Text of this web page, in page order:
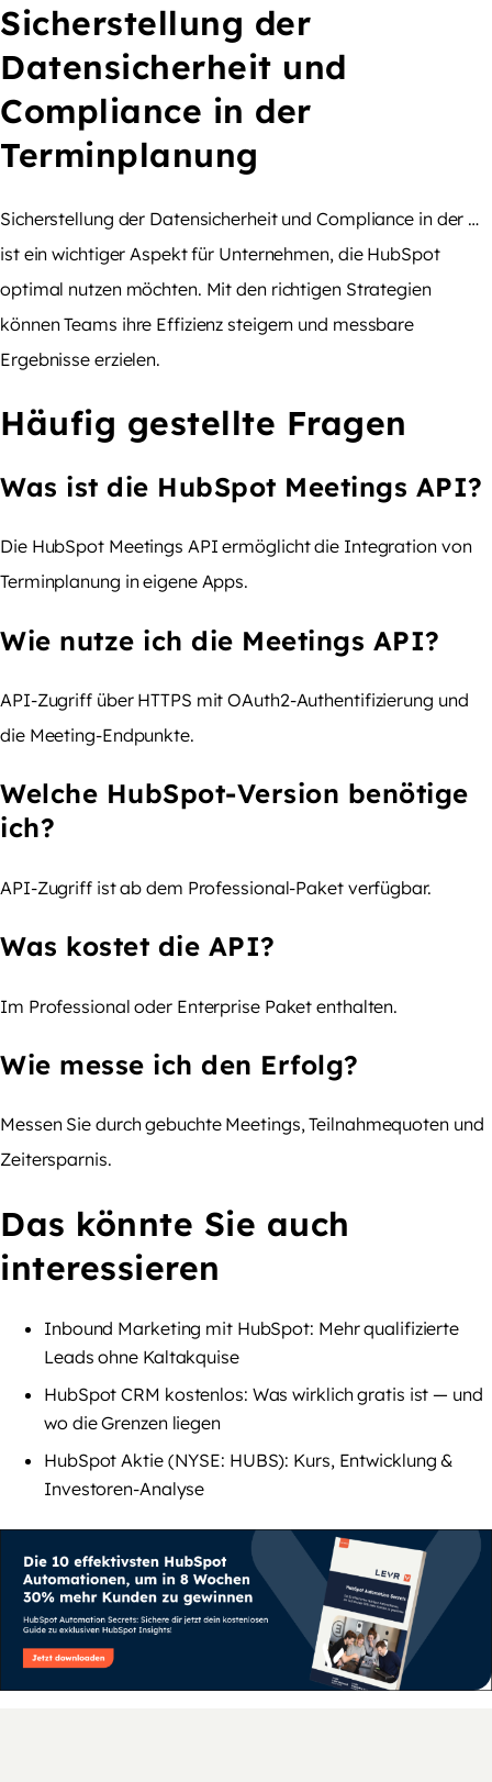
Sicherstellung der
Datensicherheit und
Compliance in der
Terminplanung
Sicherstellung der Datensicherheit und Compliance in der …
ist ein wichtiger Aspekt für Unternehmen, die HubSpot
optimal nutzen möchten. Mit den richtigen Strategien
können Teams ihre Effizienz steigern und messbare
Ergebnisse erzielen.
Häufig gestellte Fragen
Was ist die HubSpot Meetings API?
Die HubSpot Meetings API ermöglicht die Integration von
Terminplanung in eigene Apps.
Wie nutze ich die Meetings API?
API-Zugriff über HTTPS mit OAuth2-Authentifizierung und
die Meeting-Endpunkte.
Welche HubSpot-Version benötige
ich?
API-Zugriff ist ab dem Professional-Paket verfügbar.
Was kostet die API?
Im Professional oder Enterprise Paket enthalten.
Wie messe ich den Erfolg?
Messen Sie durch gebuchte Meetings, Teilnahmequoten und
Zeitersparnis.
Das könnte Sie auch
interessieren
Inbound Marketing mit HubSpot: Mehr qualifizierte
Leads ohne Kaltakquise
HubSpot CRM kostenlos: Was wirklich gratis ist — und
wo die Grenzen liegen
HubSpot Aktie (NYSE: HUBS): Kurs, Entwicklung &
Investoren-Analyse